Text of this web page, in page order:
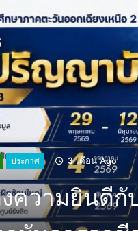
ประกาศ 3 เดือน Ago
ารอาชีวศึก